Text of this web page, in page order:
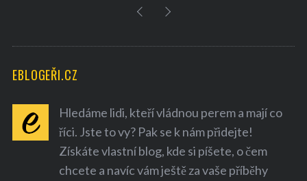
EBLOGEŘI.CZ
Hledáme lidi, kteří vládnou perem a mají co
říci. Jste to vy? Pak se k nám přidejte!
Získáte vlastní blog, kde si píšete, o čem
chcete a navíc vám ještě za vaše příběhy